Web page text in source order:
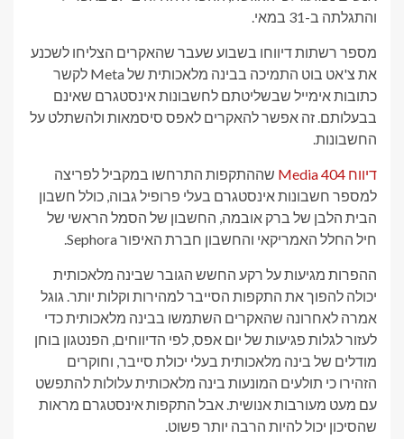
והתגלתה ב-31 במאי.
מספר רשתות דיווחו בשבוע שעבר שהאקרים הצליחו לשכנע
את צ'אט בוט התמיכה בבינה מלאכותית של Meta לקשר
כתובות אימייל שבשליטתם לחשבונות אינסטגרם שאינם
בבעלותם. זה אפשר להאקרים לאפס סיסמאות ולהשתלט על
החשבונות.
דיווח 404 Media
שההתקפות התרחשו במקביל לפריצה
למספר חשבונות אינסטגרם בעלי פרופיל גבוה, כולל חשבון
הבית הלבן של ברק אובמה, החשבון של הסמל הראשי של
חיל החלל האמריקאי והחשבון חברת האיפור Sephora.
ההפרות מגיעות על רקע החשש הגובר שבינה מלאכותית
יכולה להפוך את התקפות הסייבר למהירות וקלות יותר. גוגל
אמרה לאחרונה שהאקרים השתמשו בבינה מלאכותית כדי
לעזור לגלות פגיעות של יום אפס, לפי הדיווחים, הפנטגון בוחן
מודלים של בינה מלאכותית בעלי יכולת סייבר, וחוקרים
הזהירו כי תולעים המונעות בינה מלאכותית עלולות להתפשט
עם מעט מעורבות אנושית. אבל התקפות אינסטגרם מראות
שהסיכון יכול להיות הרבה יותר פשוט.